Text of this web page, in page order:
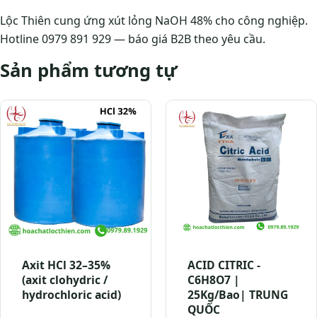
Lộc Thiên cung ứng xút lỏng NaOH 48% cho công nghiệp.
Hotline 0979 891 929 — báo giá B2B theo yêu cầu.
Sản phẩm tương tự
Axit HCl 32–35%
(axit clohydric /
hydrochloric acid)
ACID CITRIC -
C6H8O7 |
25Kg/Bao| TRUNG
QUỐC